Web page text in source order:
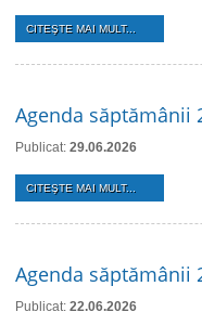
CITEŞTE MAI MULT...
Agenda săptămânii
Publicat: 29.06.2026
CITEŞTE MAI MULT...
Agenda săptămânii
Publicat: 22.06.2026